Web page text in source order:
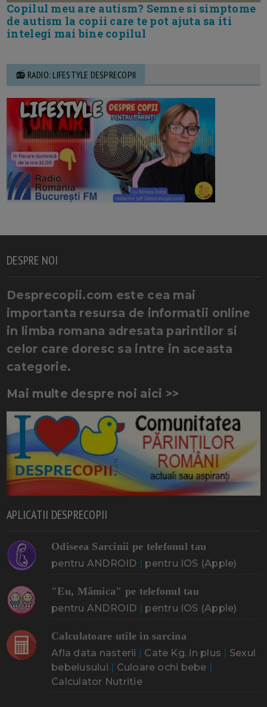
Copilul meu are autism? Semne si simptome
de autism la copii care te pot ajuta sa iti
intelegi mai bine copilul
📻 RADIO: LIFESTYLE DESPRECOPII
DESPRE NOI
Desprecopii.com este cea mai
importanta resursa de informatii online
in limba romana adresata parintilor si
celor care doresc sa intre in aceasta
categorie.
Mai multe despre noi aici >>
APLICATII DESPRECOPII
Odiseea Sarcinii pe telefonul tau
pentru ANDROID pentru IOS (Apple)
"Eu, Mămica" pe telefonul tau
pentru ANDROID pentru IOS (Apple)
Calculatoare utile in sarcina
Afla data nasterii Cate Kg. in plus
Sexul
bebelusului
Culoare ochi bebe
Calculator Nutritie